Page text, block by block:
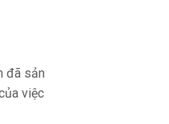
đã sản
việc